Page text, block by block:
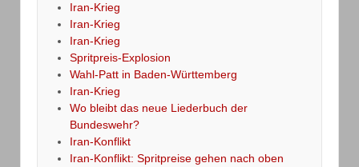
Iran-Krieg
Iran-Krieg
Iran-Krieg
Spritpreis-Explosion
Wahl-Patt in Baden-Württemberg
Iran-Krieg
Wo bleibt das neue Liederbuch der
Bundeswehr?
Iran-Konflikt
Iran-Konflikt: Spritpreise gehen nach oben